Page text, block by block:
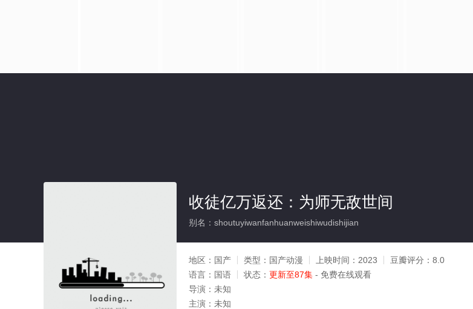
收徒亿万返还：为师无敌世间
别名：shoutuyiwanfanhuanweishiwudishijian
地区： 国产 类型： 国产动漫 上映时间： 2023 豆瓣评分： 8.0
语言： 国语 状态： 更新至87集 - 免费在线观看
导演： 未知
主演： 未知